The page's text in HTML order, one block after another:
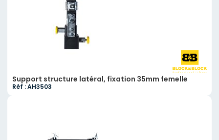
Support structure latéral, fixation 35mm femelle
Réf : AH3503